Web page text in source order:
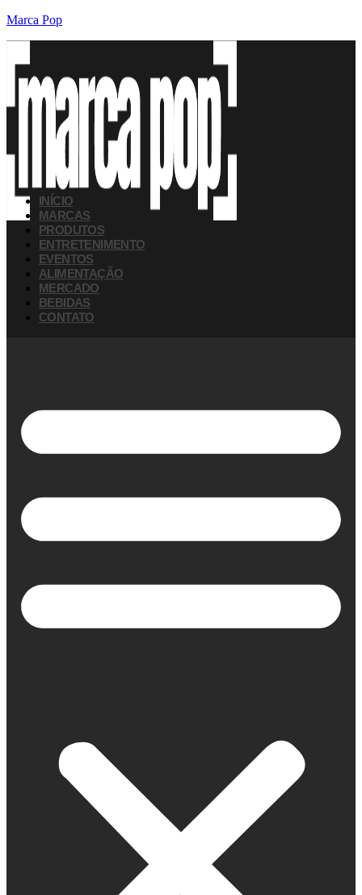
Marca Pop
INÍCIO
MARCAS
PRODUTOS
ENTRETENIMENTO
EVENTOS
ALIMENTAÇÃO
MERCADO
BEBIDAS
CONTATO